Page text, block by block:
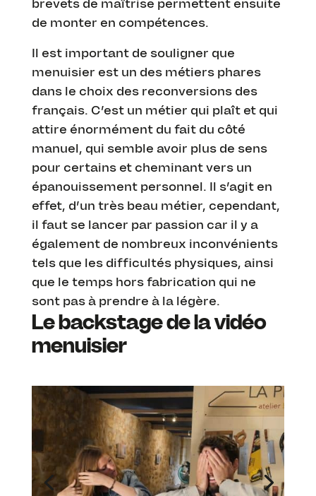
brevets de maîtrise permettent ensuite
de monter en compétences.
Il est important de souligner que
menuisier est un des métiers phares
dans le choix des reconversions des
français. C’est un métier qui plaît et qui
attire énormément du fait du côté
manuel, qui semble avoir plus de sens
pour certains et cheminant vers un
épanouissement personnel. Il s’agit en
effet, d’un très beau métier, cependant,
il faut se lancer par passion car il y a
également de nombreux inconvénients
tels que les difficultés physiques, ainsi
que le temps hors fabrication qui ne
sont pas à prendre à la légère.
Le backstage de la vidéo
menuisier